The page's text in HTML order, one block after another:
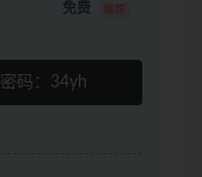
免费 推荐
密码： 34yh